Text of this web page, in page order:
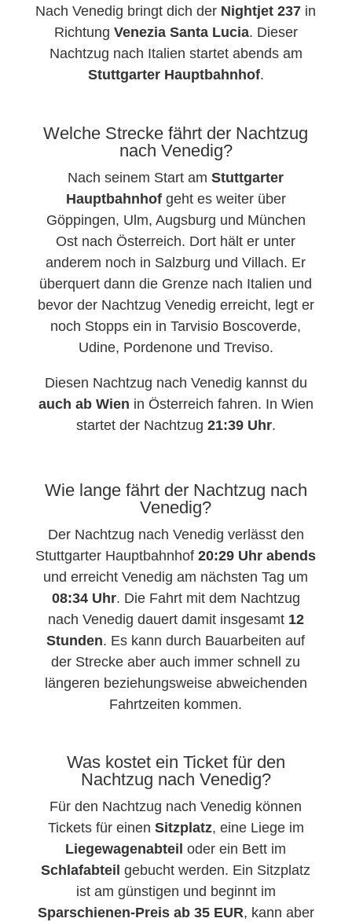
Nach Venedig bringt dich der Nightjet 237 in
Richtung Venezia Santa Lucia. Dieser
Nachtzug nach Italien startet abends am
Stuttgarter Hauptbahnhof.
Welche Strecke fährt der Nachtzug
nach Venedig?
Nach seinem Start amStuttgarter
Hauptbahnhofgeht es weiter über
Göppingen, Ulm, Augsburg und München
Ost nach Österreich. Dort hält er unter
anderem noch in Salzburg und Villach. Er
überquert dann die Grenze nach Italien und
bevor der Nachtzug Venedig erreicht, legt er
noch Stopps ein in Tarvisio Boscoverde,
Udine, Pordenone und Treviso.
Diesen Nachtzug nach Venedig kannst du
auch ab Wien in Österreich fahren. In Wien
startet der Nachtzug 21:39 Uhr.
Wie lange fährt der Nachtzug nach
Venedig?
Der Nachtzug nach Venedig verlässt den
Stuttgarter Hauptbahnhof20:29 Uhr abends
und erreicht Venedig am nächsten Tag um
08:34 Uhr. Die Fahrt mit dem Nachtzug
nach Venedig dauert damit insgesamt 12
Stunden. Es kann durch Bauarbeiten auf
der Strecke aber auch immer schnell zu
längeren beziehungsweise abweichenden
Fahrtzeiten kommen.
Was kostet ein Ticket für den
Nachtzug nach Venedig?
Für den Nachtzug nach Venedig können
Tickets für einen Sitzplatz, eine Liege im
Liegewagenabteil oder ein Bett im
Schlafabteil gebucht werden. Ein Sitzplatz
ist am günstigen und beginnt im
Sparschienen-Preis ab 35 EUR, kann aber